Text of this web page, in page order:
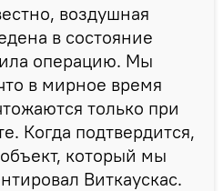
воздушная
в состояние
операцию. Мы
в мирное время
только при
Когда подтвердится,
который мы
Виткаускас.